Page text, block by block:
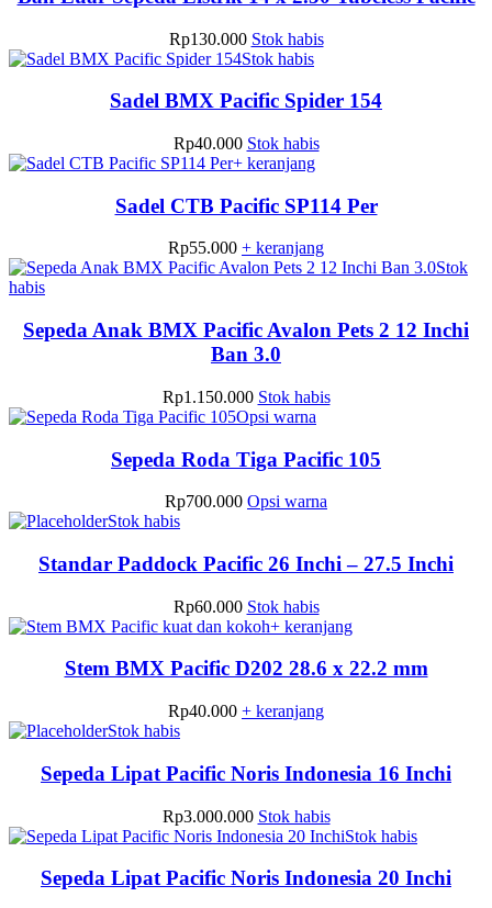
Rp130.000 Stok habis
Stok habis
Sadel BMX Pacific Spider 154
Rp40.000 Stok habis
+ keranjang
Sadel CTB Pacific SP114 Per
Rp55.000 + keranjang
Stok
habis
Sepeda Anak BMX Pacific Avalon Pets 2 12 Inchi
Ban 3.0
Rp1.150.000 Stok habis
Opsi warna
memiliki
beberapa
varian.
Pilihan
dapat
diambil
halaman
produk
Sepeda Roda Tiga Pacific 105
Rp700.000 Opsi warna
beberapa
varian.
dapat
diambil
di
Stok habis
Standar Paddock Pacific 26 Inchi – 27.5 Inchi
Rp60.000 Stok habis
+ keranjang
Stem BMX Pacific D202 28.6 x 22.2 mm
Rp40.000 + keranjang
Stok habis
Sepeda Lipat Pacific Noris Indonesia 16 Inchi
Rp3.000.000 Stok habis
Stok habis
Sepeda Lipat Pacific Noris Indonesia 20 Inchi